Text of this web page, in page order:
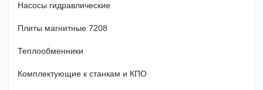
Насосы гидравлические
Плиты магнитные 7208
Теплообменники
Комплектующие к станкам и КПО